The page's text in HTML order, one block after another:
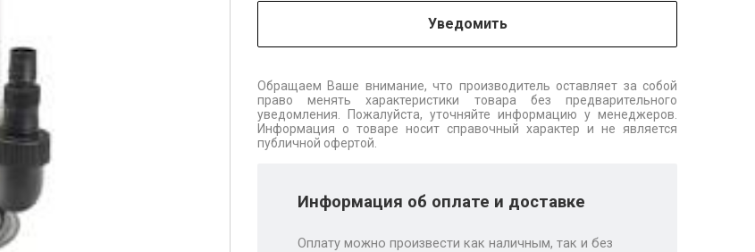
Уведомить
Обращаем Ваше внимание, что производитель оставляет за собой
право менять характеристики товара без предварительного
уведомления. Пожалуйста, уточняйте информацию у менеджеров.
Информация о товаре носит справочный характер и не является
публичной офертой.
Информация об оплате и доставке
Оплату можно произвести как наличным, так и без